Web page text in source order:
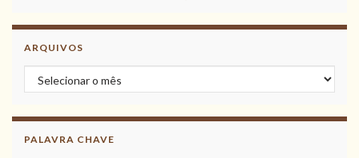
ARQUIVOS
Arquivos
PALAVRA CHAVE